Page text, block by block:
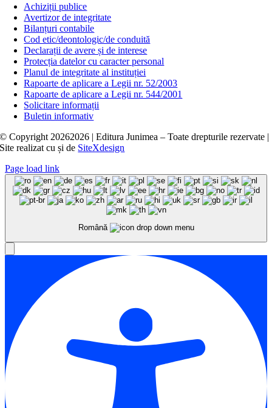
Achiziții publice
Avertizor de integritate
Bilanțuri contabile
Cod etic/deontologic/de conduită
Declarații de avere și de interese
Protecția datelor cu caracter personal
Planul de integritate al instituției
Rapoarte de aplicare a Legii nr. 52/2003
Rapoarte de aplicare a Legii nr. 544/2001
Solicitare informații
Buletin informativ
© Copyright 20262026 | Editura Junimea – Toate drepturile rezervate |
Site realizat cușide SiteXdesign
Page load link
Română